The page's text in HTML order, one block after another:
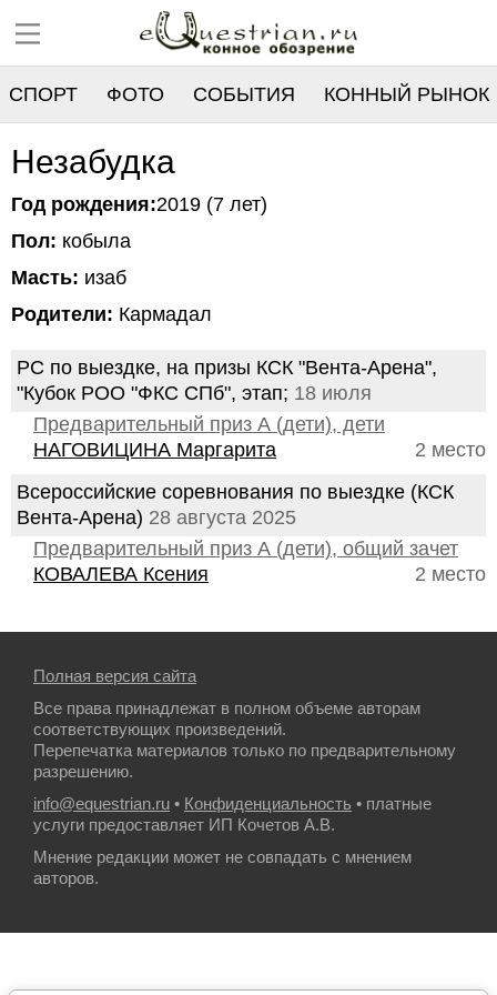
СПОРТ ФОТО СОБЫТИЯ КОННЫЙ РЫНОК
РЕЕСТР
Незабудка
Год рождения:2019 (7 лет)
Пол: кобыла
Масть: изаб
Родители: Кармадал
РС по выездке, на призы КСК "Вента-Арена",
"Кубок РОО "ФКС СПб", этап; 18 июля
Предварительный приз А (дети), дети
2 место
НАГОВИЦИНА Маргарита
Всероссийские соревнования по выездке (КСК
Вента-Арена) 28 августа 2025
Предварительный приз А (дети), общий зачет
2 место
КОВАЛЕВА Ксения
Полная версия сайта
Все права принадлежат в полном объеме авторам
соответствующих произведений.
Перепечатка материалов только по предварительному
разрешению.
info@equestrian.ru • Конфиденциальность • платные
услуги предоставляет ИП Кочетов А.В.
Мнение редакции может не совпадать с мнением
авторов.